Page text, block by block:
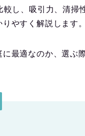
し、吸引力、清掃
やすく解説します。
最適なのか、選ぶ